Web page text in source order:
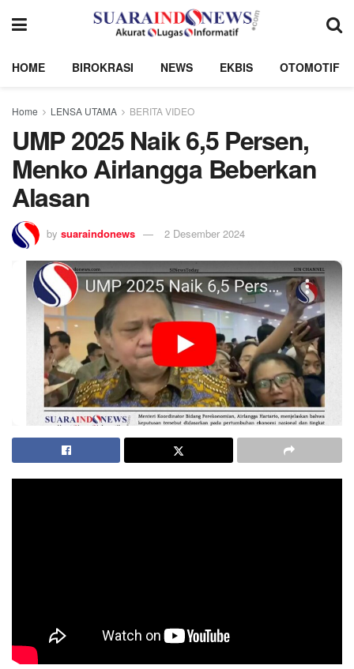
HOME BIROKRASI NEWS EKBIS OTOMOTIF
Home LENSA UTAMA BERITA VIDEO
UMP 2025 Naik 6,5 Persen,
Menko Airlangga Beberkan
Alasan
by suaraindonews 2 Desember 2024